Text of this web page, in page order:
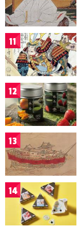
11
12
13
14